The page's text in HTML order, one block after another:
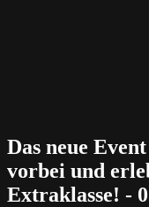
Das neue
vorbei und
Extraklasse! -